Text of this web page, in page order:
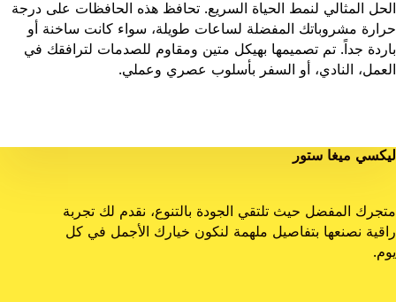
الحل المثالي لنمط الحياة السريع. تحافظ هذه الحافظات على درجة
حرارة مشروباتك المفضلة لساعات طويلة، سواء كانت ساخنة أو
باردة جداً. تم تصميمها بهيكل متين ومقاوم للصدمات لترافقك في
العمل، النادي، أو السفر بأسلوب عصري وعملي.
ليكسي ميغا ستور
متجرك المفضل حيث تلتقي الجودة بالتنوع، نقدم لك تجربة
راقية نصنعها بتفاصيل ملهمة لنكون خيارك الأجمل في كل
يوم.